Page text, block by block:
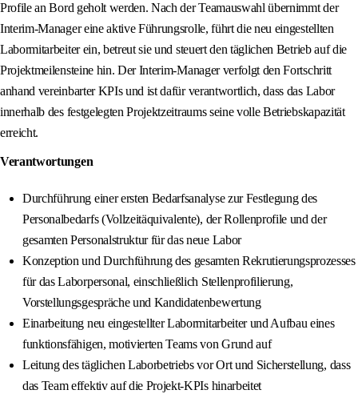
Profile an Bord geholt werden. Nach der Teamauswahl übernimmt der
Interim-Manager eine aktive Führungsrolle, führt die neu eingestellten
Labormitarbeiter ein, betreut sie und steuert den täglichen Betrieb auf die
Projektmeilensteine hin. Der Interim-Manager verfolgt den Fortschritt
anhand vereinbarter KPIs und ist dafür verantwortlich, dass das Labor
innerhalb des festgelegten Projektzeitraums seine volle Betriebskapazität
erreicht.
Verantwortungen
Durchführung einer ersten Bedarfsanalyse zur Festlegung des
Personalbedarfs (Vollzeitäquivalente), der Rollenprofile und der
gesamten Personalstruktur für das neue Labor
Konzeption und Durchführung des gesamten Rekrutierungsprozesses
für das Laborpersonal, einschließlich Stellenprofilierung,
Vorstellungsgespräche und Kandidatenbewertung
Einarbeitung neu eingestellter Labormitarbeiter und Aufbau eines
funktionsfähigen, motivierten Teams von Grund auf
Leitung des täglichen Laborbetriebs vor Ort und Sicherstellung, dass
das Team effektiv auf die Projekt-KPIs hinarbeitet